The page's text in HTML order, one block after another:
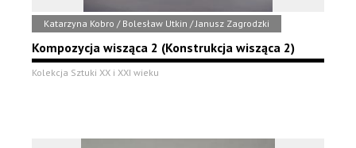
Katarzyna Kobro / Bolesław Utkin / Janusz Zagrodzki
Kompozycja wisząca 2 (Konstrukcja wisząca 2)
Kolekcja Sztuki XX i XXI wieku